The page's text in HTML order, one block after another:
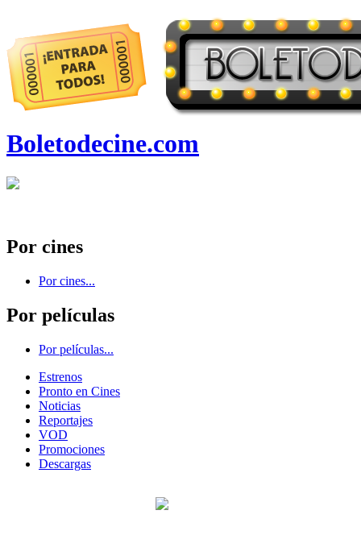
Boletodecine.com
Por cines
Por cines...
Por películas
Por películas...
Estrenos
Pronto en Cines
Noticias
Reportajes
VOD
Promociones
Descargas